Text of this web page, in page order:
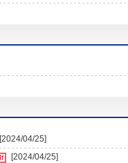
[2024/04/25]
[2024/04/25]